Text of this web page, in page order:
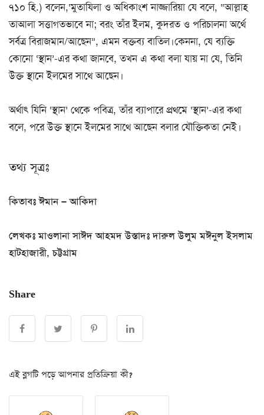
৭১০ হি.) বলেন,‘মুতাযিলা ও অধিকাংশ নাজ্জারিয়া যে বলে, “আল্লাহ
তাআলা সত্তাগতভাবে না; বরং তাঁর ইলম, কুদরত ও পরিচালনা অর্থে
সর্বত্র বিরাজমান/আছেন”, এমন বক্তব্য বাতিল।কেননা, যে ব্যক্তি
কোনো ‘স্থান’-এর কথা জানবে, তখন এ কথা বলা যায় না যে, তিনি
উক্ত স্থানে ইলমের সাথে আছেন।
অর্থাৎ যিনি ‘স্থান’ থেকে পবিত্র, তাঁর ব্যাপারে প্রথমে ‘স্থান’-এর কথা
বলে, পরে উক্ত স্থানে ইলমের সাথে আছেন বলার যৌক্তিকতা নেই।
তথ্য সূত্রঃ
কিতাবঃ ঈমান – আকিদা
লেখকঃ মাওলানা সাঈদ আহমদ উস্তাদঃ দারুল উলুম মঈনুল ইসলাম
হাটহাজারী, চট্টগ্রাম
Share
এই ব্লগটি পড়ে আপনার প্রতিক্রিয়া কী?